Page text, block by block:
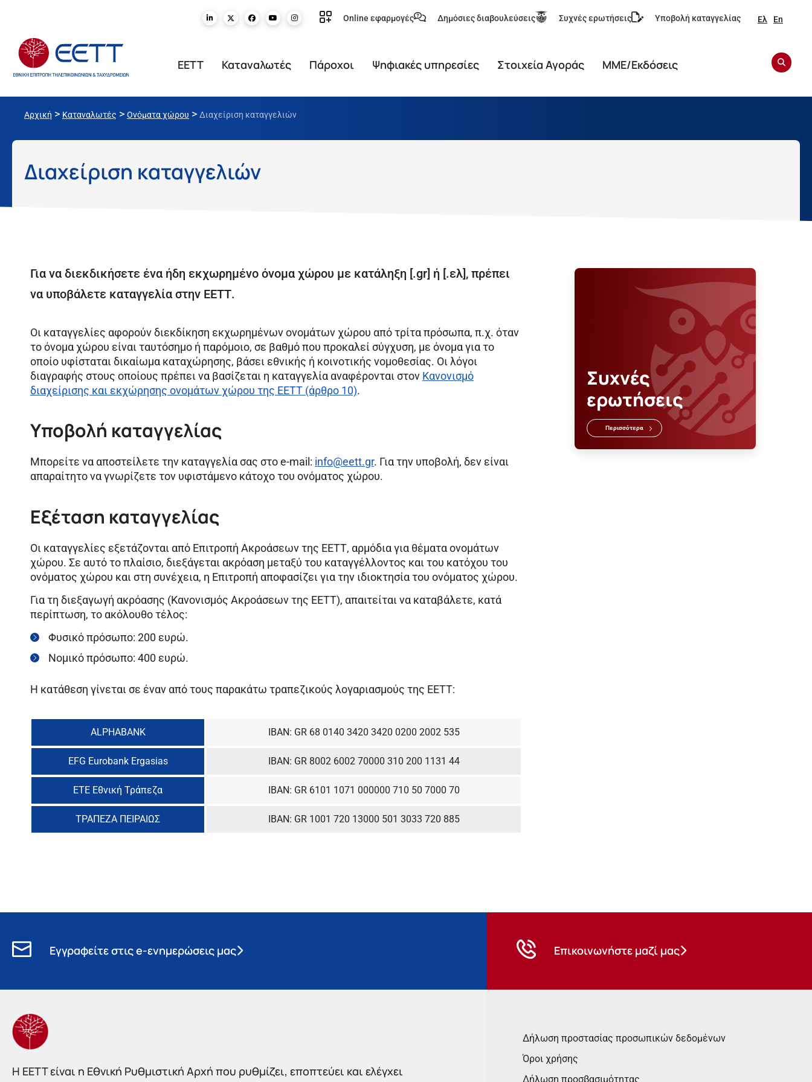
Online εφαρμογές Δημόσιες διαβουλεύσεις Συχνές ερωτήσεις Υποβολή καταγγελίας Ελ En
ΕΕΤΤ Καταναλωτές Πάροχοι Ψηφιακές υπηρεσίες Στοιχεία Αγοράς ΜΜΕ/Εκδόσεις
Αρχική > Καταναλωτές > Ονόματα χώρου > Διαχείριση καταγγελιών
Διαχείριση καταγγελιών
Για να διεκδικήσετε ένα ήδη εκχωρημένο όνομα χώρου με κατάληξη [.gr] ή [.ελ], πρέπει
να υποβάλετε καταγγελία στην ΕΕΤΤ.
Οι καταγγελίες αφορούν διεκδίκηση εκχωρημένων ονομάτων χώρου από τρίτα πρόσωπα, π.χ. όταν
το όνομα χώρου είναι ταυτόσημο ή παρόμοιο, σε βαθμό που προκαλεί σύγχυση, με όνομα για το
οποίο υφίσταται δικαίωμα καταχώρησης, βάσει εθνικής ή κοινοτικής νομοθεσίας. Οι λόγοι
διαγραφής στους οποίους πρέπει να βασίζεται η καταγγελία αναφέρονται στον Κανονισμό
διαχείρισης και εκχώρησης ονομάτων χώρου της ΕΕΤΤ (άρθρο 10).
Υποβολή καταγγελίας
Μπορείτε να αποστείλετε την καταγγελία σας στο e-mail: info@eett.gr. Για την υποβολή, δεν είναι
απαραίτητο να γνωρίζετε τον υφιστάμενο κάτοχο του ονόματος χώρου.
Εξέταση καταγγελίας
Οι καταγγελίες εξετάζονται από Επιτροπή Ακροάσεων της ΕΕΤΤ, αρμόδια για θέματα ονομάτων
χώρου. Σε αυτό το πλαίσιο, διεξάγεται ακρόαση μεταξύ του καταγγέλλοντος και του κατόχου του
ονόματος χώρου και στη συνέχεια, η Επιτροπή αποφασίζει για την ιδιοκτησία του ονόματος χώρου.
Για τη διεξαγωγή ακρόασης (Κανονισμός Ακροάσεων της ΕΕΤΤ), απαιτείται να καταβάλετε, κατά
περίπτωση, το ακόλουθο τέλος:
Φυσικό πρόσωπο: 200 ευρώ.
Νομικό πρόσωπο: 400 ευρώ.
Η κατάθεση γίνεται σε έναν από τους παρακάτω τραπεζικούς λογαριασμούς της ΕΕΤΤ:
ALPHABANK IBAN: GR 68 0140 3420 3420 0200 2002 535
EFG Eurobank Ergasias IBAN: GR 8002 6002 70000 310 200 1131 44
ΕΤΕ Εθνική Τράπεζα IBAN: GR 6101 1071 000000 710 50 7000 70
ΤΡΑΠΕΖΑ ΠΕΙΡΑΙΩΣ IBAN: GR 1001 720 13000 501 3033 720 885
Συχνές
ερωτήσεις
Περισσότερα
Εγγραφείτε στις e-ενημερώσεις μας Επικοινωνήστε μαζί μας
Η EETT είναι η Εθνική Ρυθμιστική Αρχή που ρυθμίζει, εποπτεύει και ελέγχει
Δήλωση προστασίας προσωπικών δεδομένων
Όροι χρήσης
Δήλωση προσβασιμότητας